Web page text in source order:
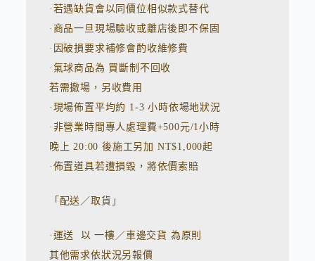
·若遇缺貨會以同價位相似款式替代
·商品一旦現場驗收或離店後即不保固
·因破損要求補修會酌收維修費
·氣球商品為 買斷制不回收
若需撤場，另收費用
·現場佈置平均約 1-3 小時依場地狀況
·非營業時間專人處理費+500元/1小時
晚上 20:00 後施工另加 NT$1,000起
·佈置道具若遭損毀，將依價索賠
「配送／取貨」
·運送 以 一樓／車邊交貨 為原則
其他需求依狀況另報價